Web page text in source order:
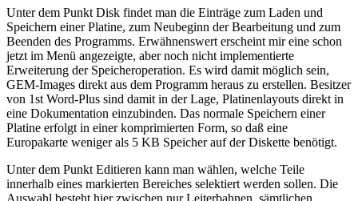
Unter dem Punkt Disk findet man die Einträge zum Laden und
Speichern einer Platine, zum Neubeginn der Bearbeitung und zum
Beenden des Programms. Erwähnenswert erscheint mir eine schon
jetzt im Menü angezeigte, aber noch nicht implementierte
Erweiterung der Speicheroperation. Es wird damit möglich sein,
GEM-Images direkt aus dem Programm heraus zu erstellen. Besitzer
von 1st Word-Plus sind damit in der Lage, Platinenlayouts direkt in
eine Dokumentation einzubinden. Das normale Speichern einer
Platine erfolgt in einer komprimierten Form, so daß eine
Europakarte weniger als 5 KB Speicher auf der Diskette benötigt.
Unter dem Punkt Editieren kann man wählen, welche Teile
innerhalb eines markierten Bereiches selektiert werden sollen. Die